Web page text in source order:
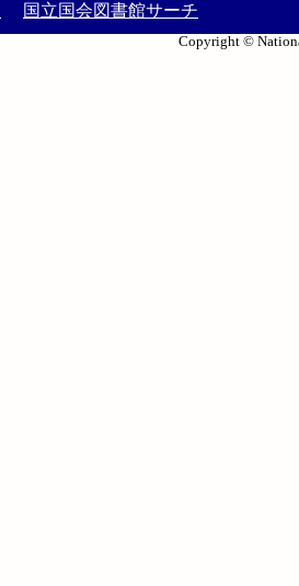
国立国会図書館サーチ
Copyright ©